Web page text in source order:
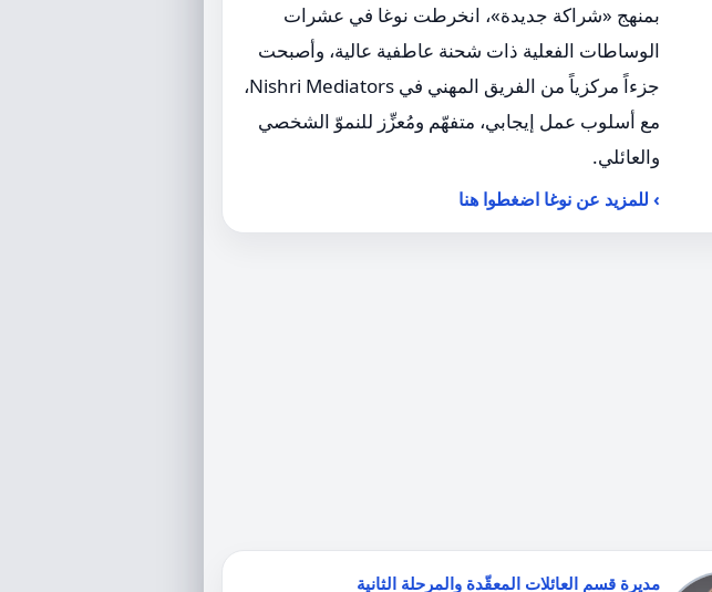
بمنهج «شراكة جديدة»، انخرطت نوغا في عشرات
الوساطات الفعلية ذات شحنة عاطفية عالية، وأصبحت
جزءاً مركزياً من الفريق المهني في Nishri Mediators،
مع أسلوب عمل إيجابي، متفهّم ومُعزِّز للنموّ الشخصي
والعائلي.
للمزيد عن نوغا اضغطوا هنا
مديرة قسم العائلات المعقّدة والمرحلة الثانية